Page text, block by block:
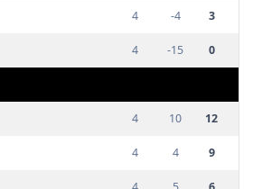
4 -4 3
4 -15 0
4 10 12
4 4 9